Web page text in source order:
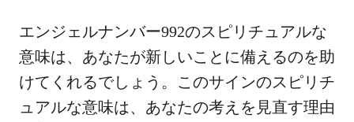
エンジェルナンバー992のスピリチュアルな
意味は、あなたが新しいことに備えるのを助
けてくれるでしょう。このサインのスピリチ
ュアルな意味は、あなたの考えを見直す理由